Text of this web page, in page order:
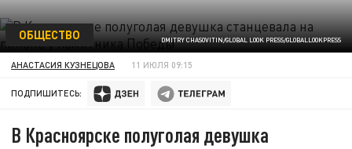
DMITRY CHASOVITIN/GLOBAL LOOK PRESS/GLOBALLOOKPRESS
ОБЩЕСТВО
АНАСТАСИЯ КУЗНЕЦОВА 11 ИЮЛЯ 09:15
ПОДПИШИТЕСЬ:
В Красноярске полуголая девушка